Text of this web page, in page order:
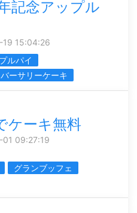
記念アップル
15:04:26
ルパイ
ーサリーケーキ
ケーキ無料
09:27:19
グランブッフェ